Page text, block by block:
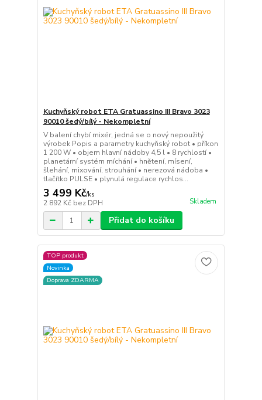
Kuchyňský robot ETA Gratuassino III Bravo 3023
90010 šedý/bílý - Nekompletní
V balení chybí mixér, jedná se o nový nepoužitý
výrobek Popis a parametry kuchyňský robot • příkon
1 200 W • objem hlavní nádoby 4,5 l • 8 rychlostí •
planetární systém míchání • hnětení, mísení,
šlehání, mixování, strouhání • nerezová nádoba •
tlačítko PULSE • plynulá regulace rychlos...
3 499 Kč/ks
2 892 Kč bez DPH Skladem
Přidat do košíku
TOP produkt
Novinka
Doprava ZDARMA